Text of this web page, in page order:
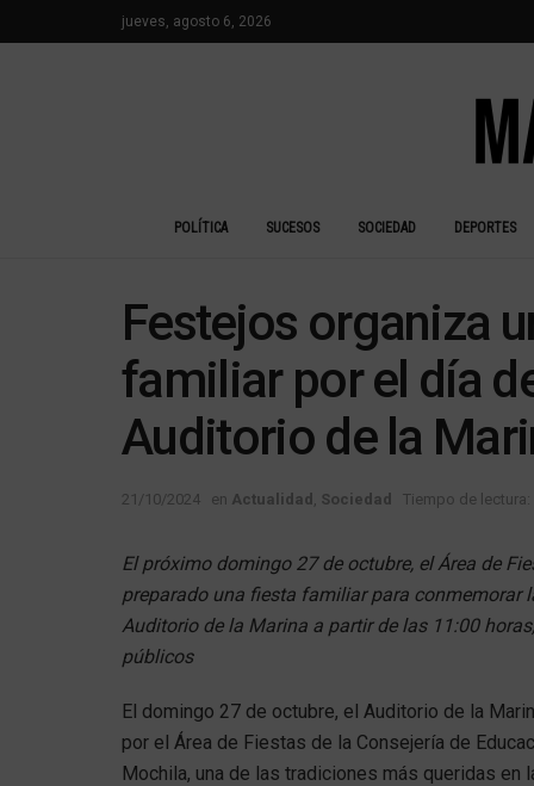
jueves, agosto 6, 2026
POLÍTICA SUCESOS SOCIEDAD DEPORTES
Festejos organiza
familiar por el día
Auditorio de la
21/10/2024 en Actualidad Sociedad Tiempo de
El próximo domingo 27 de octubre, el Área de
preparado una fiesta familiar para conmemorar
Auditorio de la Marina a partir de las 11:00
públicos
El domingo 27 de octubre, el Auditorio de la
por el Área de Fiestas de la Consejería de
Mochila, una de las tradiciones más queridas en